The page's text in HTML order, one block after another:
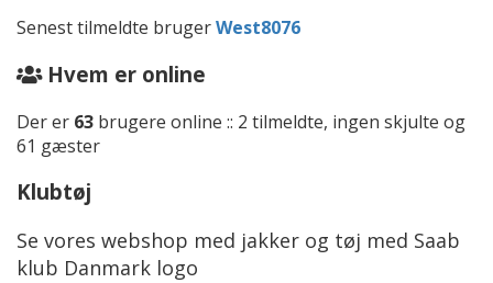
Senest tilmeldte brugerWest8076
Hvem er online
Der er 63 brugere online :: 2 tilmeldte, ingen skjulte og
61 gæster
Klubtøj
Se vores webshop med jakker og tøj med Saab
klub Danmark logo